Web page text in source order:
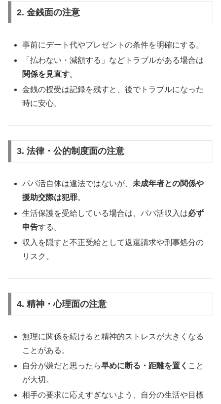
2. 金銭面の注意
事前にデート代やプレゼントの条件を明確にする。
「払わない・減額する」などトラブルがある場合は
関係を見直す。
金銭の授受は記録を残すと、後でトラブルになった
時に安心。
3. 法律・公的制度面の注意
パパ活自体は違法ではないが、未成年者との関係や
援助交際は犯罪。
生活保護を受給している場合は、パパ活収入は必ず
申告する。
収入を隠すと不正受給として返還請求や刑事処分の
リスク。
4. 精神・心理面の注意
無理に関係を続けると精神的ストレスが大きくなる
ことがある。
自分が嫌だと思ったら早めに断る・距離を置く こと
が大切。
相手の要求に応えすぎないよう、自分の生活や目標